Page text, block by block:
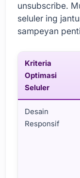
unsubscribe.
seluler ing
sampeyan
Kriteria
Optimasi
Seluler
Desain
Responsif